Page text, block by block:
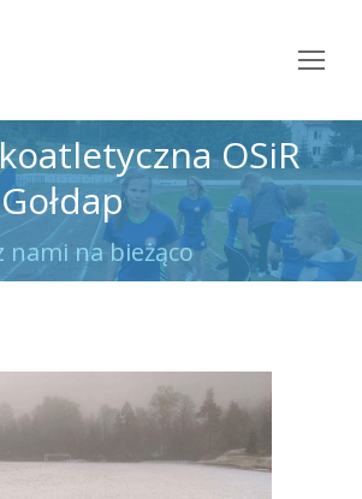
OSiR
Gołdap
nami na bieżąco
Jesteś tutaj: